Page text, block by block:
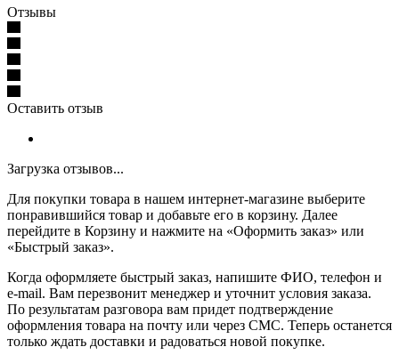
Отзывы
Оставить отзыв
Загрузка отзывов...
Для покупки товара в нашем интернет-магазине выберите
понравившийся товар и добавьте его в корзину. Далее
перейдите в Корзину и нажмите на «Оформить заказ» или
«Быстрый заказ».
Когда оформляете быстрый заказ, напишите ФИО, телефон и
e-mail. Вам перезвонит менеджер и уточнит условия заказа.
По результатам разговора вам придет подтверждение
оформления товара на почту или через СМС. Теперь останется
только ждать доставки и радоваться новой покупке.